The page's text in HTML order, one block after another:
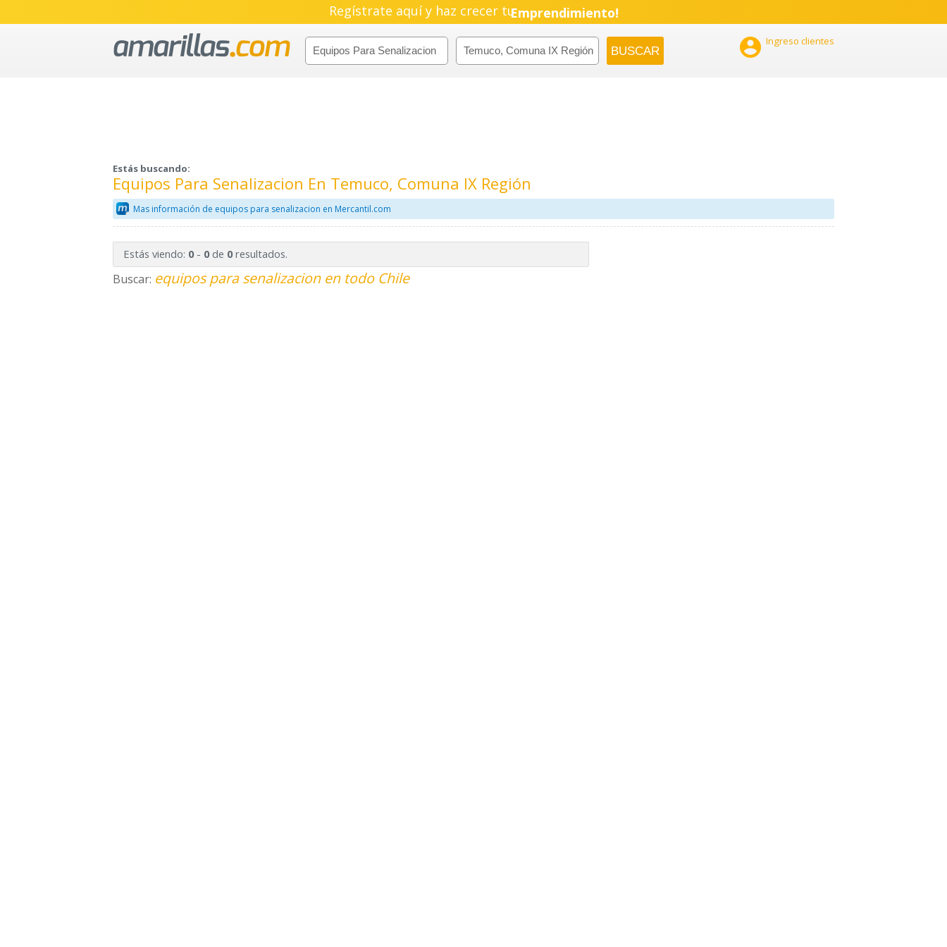
Regístrate aquí y haz crecer tuEmprendimiento!
 Ingreso clientes
Estás buscando:
Equipos Para Senalizacion En Temuco, Comuna IX Región
Mas información de equipos para senalizacion en Mercantil.com
Estás viendo: 0- 0de 0resultados.
Buscar: equipos para senalizacion en todo Chile